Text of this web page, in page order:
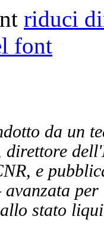
riduci
font
da un
direttore
e
stato